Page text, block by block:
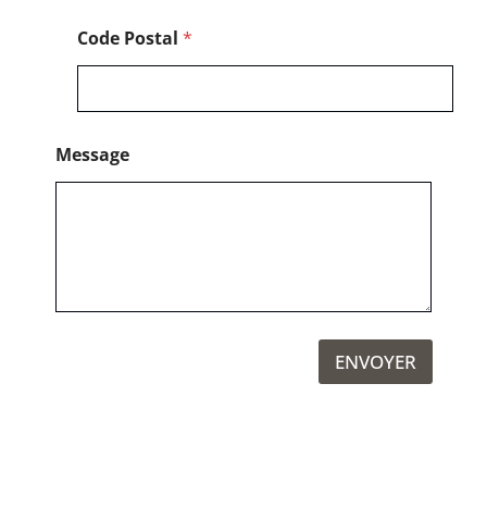
Code Postal *
Message
ENVOYER